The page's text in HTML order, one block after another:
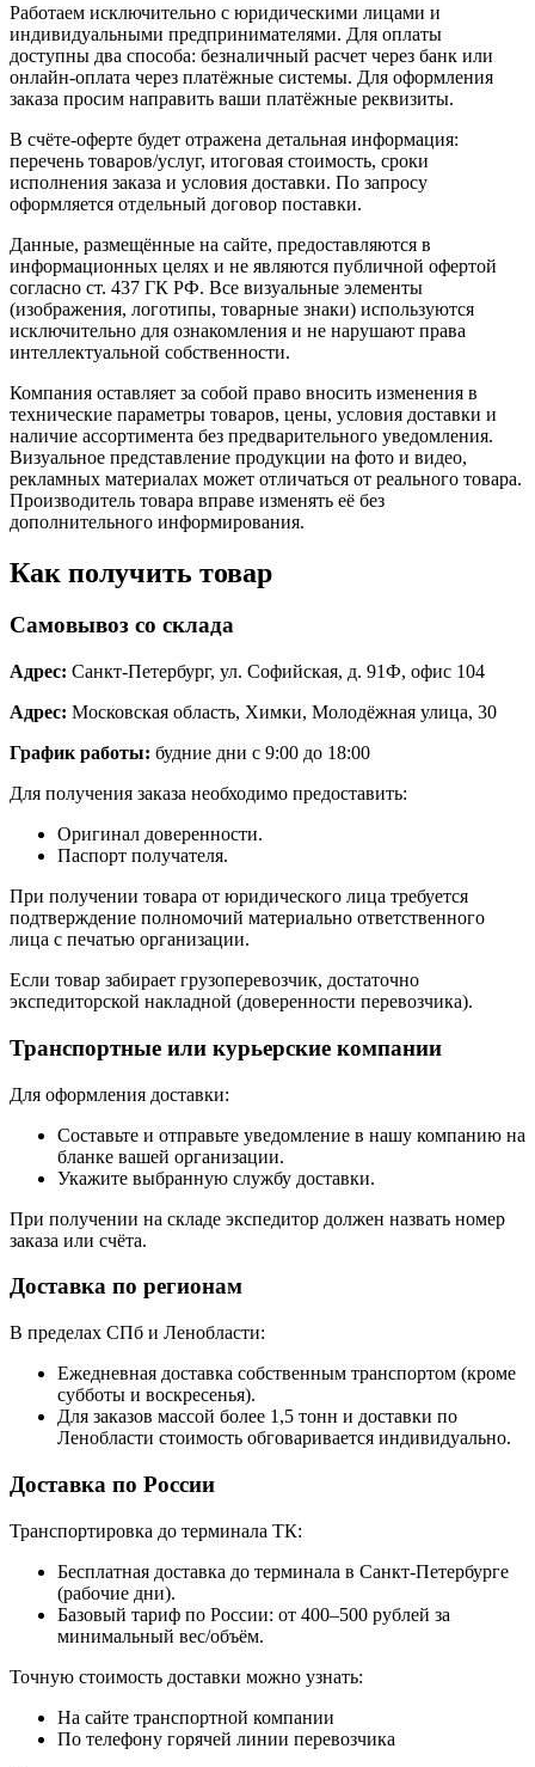
Работаем исключительно с юридическими лицами и
индивидуальными предпринимателями. Для оплаты
доступны два способа: безналичный расчет через банк или
онлайн-оплата через платёжные системы. Для оформления
заказа просим направить ваши платёжные реквизиты.
В счёте-оферте будет отражена детальная информация:
перечень товаров/услуг, итоговая стоимость, сроки
исполнения заказа и условия доставки. По запросу
оформляется отдельный договор поставки.
Данные, размещённые на сайте, предоставляются в
информационных целях и не являются публичной офертой
согласно ст. 437 ГК РФ. Все визуальные элементы
(изображения, логотипы, товарные знаки) используются
исключительно для ознакомления и не нарушают права
интеллектуальной собственности.
Компания оставляет за собой право вносить изменения в
технические параметры товаров, цены, условия доставки и
наличие ассортимента без предварительного уведомления.
Визуальное представление продукции на фото и видео,
рекламных материалах может отличаться от реального товара.
Производитель товара вправе изменять её без
дополнительного информирования.
Как получить товар
Самовывоз со склада
Адрес: Санкт-Петербург, ул. Софийская, д. 91Ф, офис 104
Адрес: Московская область, Химки, Молодёжная улица, 30
График работы: будние дни с 9:00 до 18:00
Для получения заказа необходимо предоставить:
Оригинал доверенности.
Паспорт получателя.
При получении товара от юридического лица требуется
подтверждение полномочий материально ответственного
лица с печатью организации.
Если товар забирает грузоперевозчик, достаточно
экспедиторской накладной (доверенности перевозчика).
Транспортные или курьерские компании
Для оформления доставки:
Составьте и отправьте уведомление в нашу компанию на
бланке вашей организации.
Укажите выбранную службу доставки.
При получении на складе экспедитор должен назвать номер
заказа или счёта.
Доставка по регионам
В пределах СПб и Ленобласти:
Ежедневная доставка собственным транспортом (кроме
субботы и воскресенья).
Для заказов массой более 1,5 тонн и доставки по
Ленобласти стоимость обговаривается индивидуально.
Доставка по России
Транспортировка до терминала ТК:
Бесплатная доставка до терминала в Санкт-Петербурге
(рабочие дни).
Базовый тариф по России: от 400–500 рублей за
минимальный вес/объём.
Точную стоимость доставки можно узнать:
На сайте транспортной компании
По телефону горячей линии перевозчика